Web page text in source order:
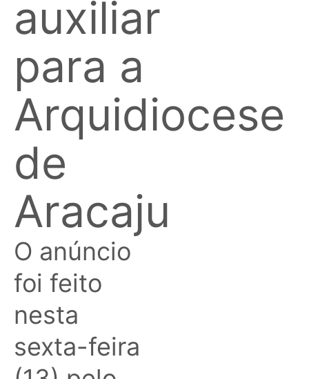
auxiliar
para a
Arquidiocese
de
Aracaju
O anúncio
foi feito
nesta
sexta-feira